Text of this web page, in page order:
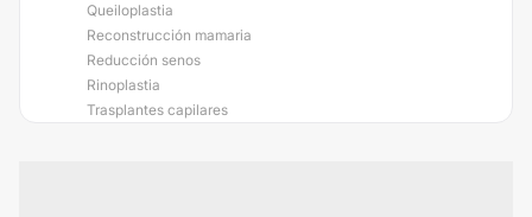
Queiloplastia
Reconstrucción mamaria
Reducción senos
Rinoplastia
Trasplantes capilares